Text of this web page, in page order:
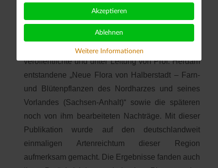
in der Nordharzregion wirksamen Botaniker bei der
botanischen Erkundungsarbeit zur Folge. Ein
herausragendes Ergebnis dieser Arbeit ist die vom
Botanischen Arbeitskreis Nordharz e. V. 1993
veröffentlichte und unter Leitung von Prof. Herdam
entstandene „Neue Flora von Halberstadt – Farn-
und Blütenpflanzen des Nordharzes und seines
Vorlandes (Sachsen-Anhalt)“ sowie die späteren
noch von ihm bearbeiteten Nachträge. Mit dieser
Publikation wurde auf den deutschlandweit
einmaligen Artenreichtum dieser Region
aufmerksam gemacht. Die Ergebnisse fanden auch
Akzeptieren
Ablehnen
Weitere Informationen